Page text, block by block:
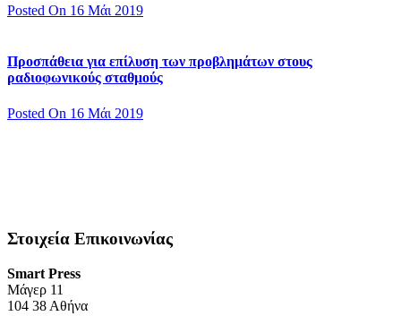
Posted On 16 Μάι 2019
Προσπάθεια για επίλυση των προβλημάτων στους
ραδιοφωνικούς σταθμούς
Posted On 16 Μάι 2019
Στοιχεία Επικοινωνίας
Smart Press
Mάγερ 11
104 38 Αθήνα